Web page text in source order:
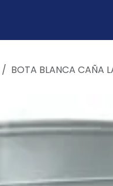
BOTA BLANCA CAÑA